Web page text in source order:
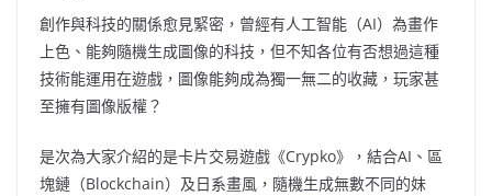
創作與科技的關係愈見緊密，曾經有人工智能（AI）為畫作
上色、能夠隨機生成圖像的科技，但不知各位有否想過這種
技術能運用在遊戲，圖像能夠成為獨一無二的收藏，玩家甚
至擁有圖像版權？
是次為大家介紹的是卡片交易遊戲《Crypko》，結合AI、區
塊鏈（Blockchain）及日系畫風，隨機生成無數不同的妹